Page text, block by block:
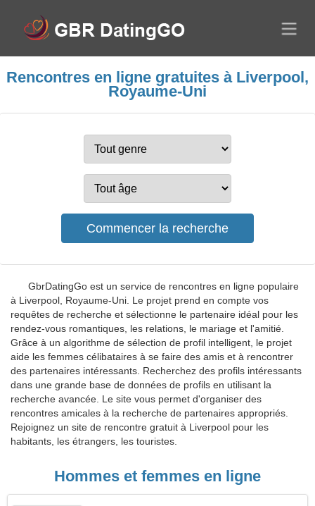
Rencontres en ligne gratuites à Liverpool,
Royaume-Uni
GbrDatingGo est un service de rencontres en ligne populaire
à Liverpool, Royaume-Uni. Le projet prend en compte vos
requêtes de recherche et sélectionne le partenaire idéal pour les
rendez-vous romantiques, les relations, le mariage et l'amitié.
Grâce à un algorithme de sélection de profil intelligent, le projet
aide les femmes célibataires à se faire des amis et à rencontrer
des partenaires intéressants. Recherchez des profils intéressants
dans une grande base de données de profils en utilisant la
recherche avancée. Le site vous permet d'organiser des
rencontres amicales à la recherche de partenaires appropriés.
Rejoignez un site de rencontre gratuit à Liverpool pour les
habitants, les étrangers, les touristes.
Hommes et femmes en ligne